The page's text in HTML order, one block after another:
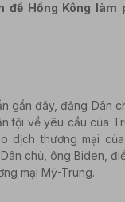
đề Hồng Kông
gần đây, đảng Dân
tội về yêu cầu của
dịch thương mại
chủ, ông Biden,
mại Mỹ-Trung.